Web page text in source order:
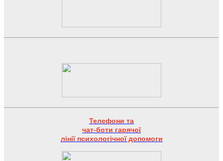
Телефони та
чат-боти гарячої
лінії психологічної допомоги